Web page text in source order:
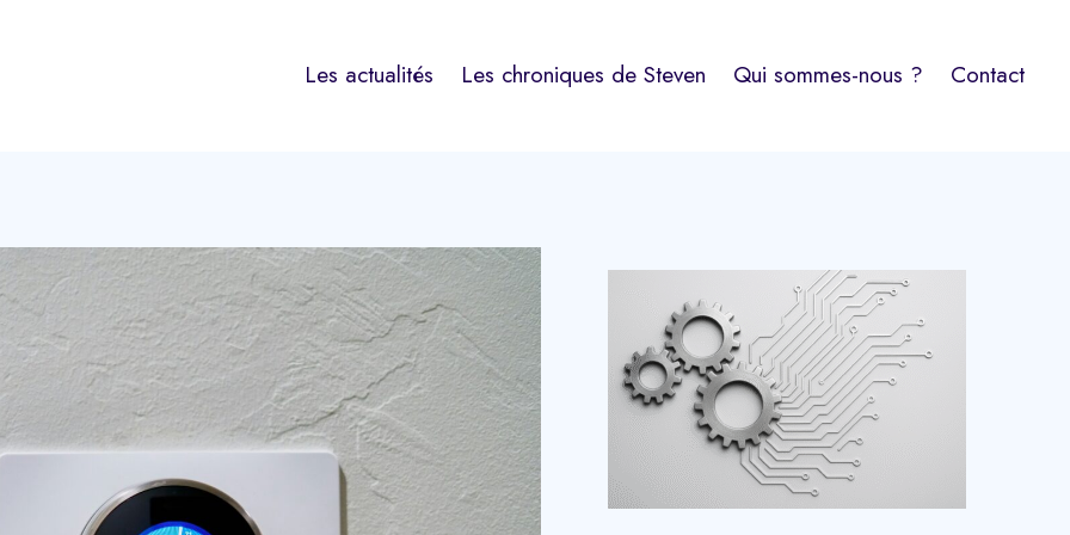
Les actualités Les chroniques de Steven Qui sommes-nous ? Contact